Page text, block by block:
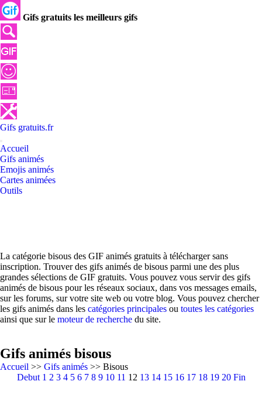
Gifs gratuits les meilleurs gifs
Gifs gratuits.fr
Accueil
Gifs animés
Emojis animés
Cartes animées
Outils
La catégorie bisous des GIF animés gratuits à télécharger sans
inscription. Trouver des gifs animés de bisous parmi une des plus
grandes sélections de GIF gratuits. Vous pouvez vous servir des gifs
animés de bisous pour les réseaux sociaux, dans vos messages emails,
sur les forums, sur votre site web ou votre blog. Vous pouvez chercher
les gifs animés dans les catégories principales ou toutes les catégories
ainsi que sur le moteur de recherche du site.
Gifs animés bisous
Accueil >> Gifs animés >> Bisous
Debut 1 2 3 4 5 6 7 8 9 10 11 12 13 14 15 16 17 18 19 20 Fin